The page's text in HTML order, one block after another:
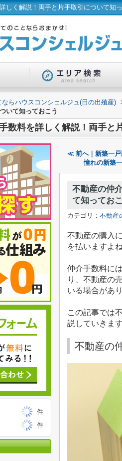
しく解説！両手と片手取引について知
らハウスコンシェルジュ(日の出殖産)
いて知っておこう
数料を詳しく解説！両手と
≪ 前へ｜新築一戸
憧れの新築
不動産の仲
て知ってお
カテゴリ： 不動産
不動産の購入
を払いますよね
仲介手数料に
り、不動産の
いる場合があり
この記事では
説していきます
不動産の
件
件